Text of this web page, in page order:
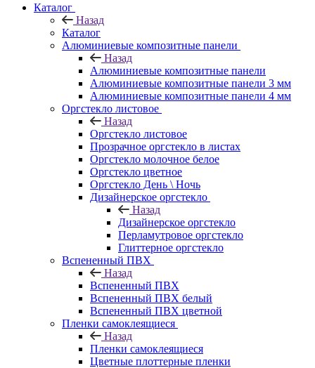
Каталог
Назад
Каталог
Алюминиевые композитные панели
Назад
Алюминиевые композитные панели
Алюминиевые композитные панели 3 мм
Алюминиевые композитные панели 4 мм
Оргстекло листовое
Назад
Оргстекло листовое
Прозрачное оргстекло в листах
Оргстекло молочное белое
Оргстекло цветное
Оргстекло День \ Ночь
Дизайнерское оргстекло
Назад
Дизайнерское оргстекло
Перламутровое оргстекло
Глиттерное оргстекло
Вспененный ПВХ
Назад
Вспененный ПВХ
Вспененный ПВХ белый
Вспененный ПВХ цветной
Пленки самоклеящиеся
Назад
Пленки самоклеящиеся
Цветные плоттерные пленки